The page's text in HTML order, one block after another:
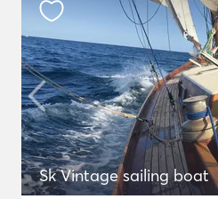
Sk Vintage sailing boat